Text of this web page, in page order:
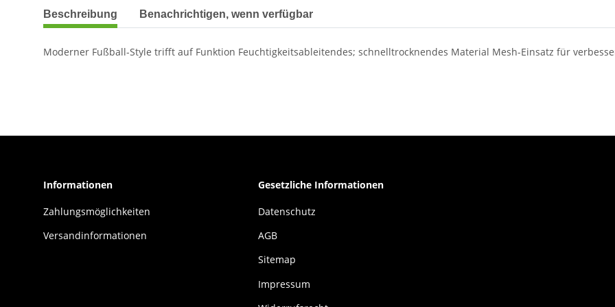
weitere Registerkarten anzeigen
Beschreibung Benachrichtigen, wenn verfügbar
Moderner Fußball-Style trifft auf Funktion Feuchtigkeitsableitendes; schnelltrocknendes Material Mesh-Einsatz für
Informationen
Zahlungsmöglichkeiten
Versandinformationen
Gesetzliche Informationen
Datenschutz
AGB
Sitemap
Impressum